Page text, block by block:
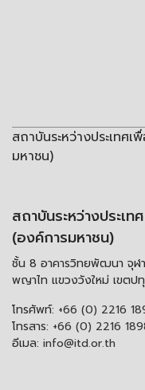
สถาบันระหว่างประเทศ
มหาชน)
สถาบันระหว่างประเ
(องค์การมหาชน)
ชั้น 8 อาคารวิทยพัฒนา จุฬ
พญาไท แขวงวังใหม่ เขตป
โทรศัพท์: +66 (0) 2216
โทรสาร: +66 (0) 2216
อีเมล: info@itd.or.th